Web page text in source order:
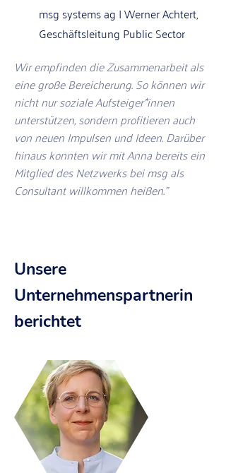
msg systems ag | Werner Achtert,
Geschäftsleitung Public Sector
Wir empfinden die Zusammenarbeit als
eine große Bereicherung. So können wir
nicht nur soziale Aufsteiger*innen
unterstützen, sondern profitieren auch
von neuen Impulsen und Ideen. Darüber
hinaus konnten wir mit Anna bereits ein
Mitglied des Netzwerks bei msg als
Consultant willkommen heißen."
Unsere
Unternehmenspartnerin
berichtet